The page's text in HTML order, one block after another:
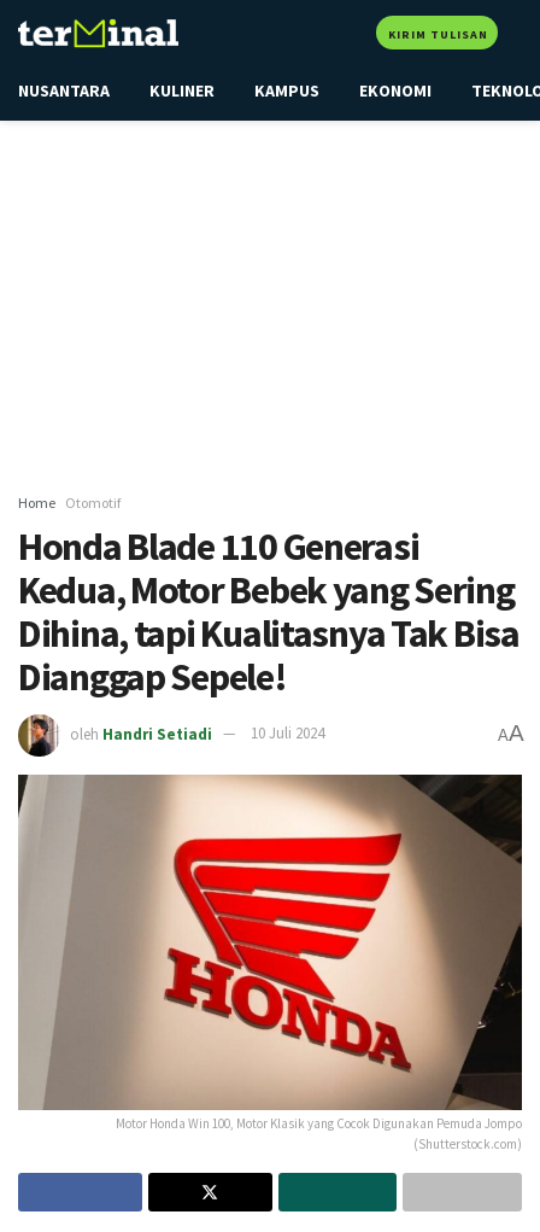
KIRIM TULISAN
NUSANTARA KULINER KAMPUS EKONOMI
Home Otomotif
Honda Blade 110 Generasi
Kedua, Motor Bebek yang Sering
Dihina, tapi Kualitasnya Tak Bisa
Dianggap Sepele!
oleh Handri Setiadi 10 Juli 2024 AA
Motor Honda Win 100, Motor Klasik yang Cocok Digunakan Pemuda Jompo
(Shutterstock.com)